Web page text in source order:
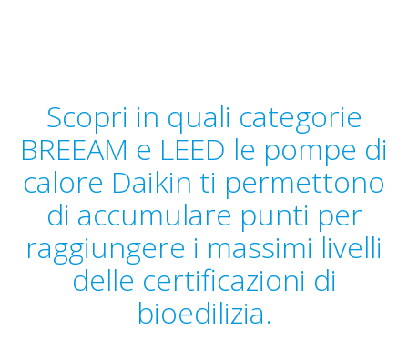
Scopri in quali categorie
BREEAM e LEED le pompe di
calore Daikin ti permettono
di accumulare punti per
raggiungere i massimi livelli
delle certificazioni di
bioedilizia.